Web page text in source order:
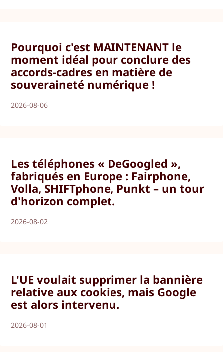
Pourquoi c'est MAINTENANT le
moment idéal pour conclure des
accords-cadres en matière de
souveraineté numérique !
2026-08-06
Les téléphones « DeGoogled »,
fabriqués en Europe : Fairphone,
Volla, SHIFTphone, Punkt – un tour
d'horizon complet.
2026-08-02
L'UE voulait supprimer la bannière
relative aux cookies, mais Google
est alors intervenu.
2026-08-01